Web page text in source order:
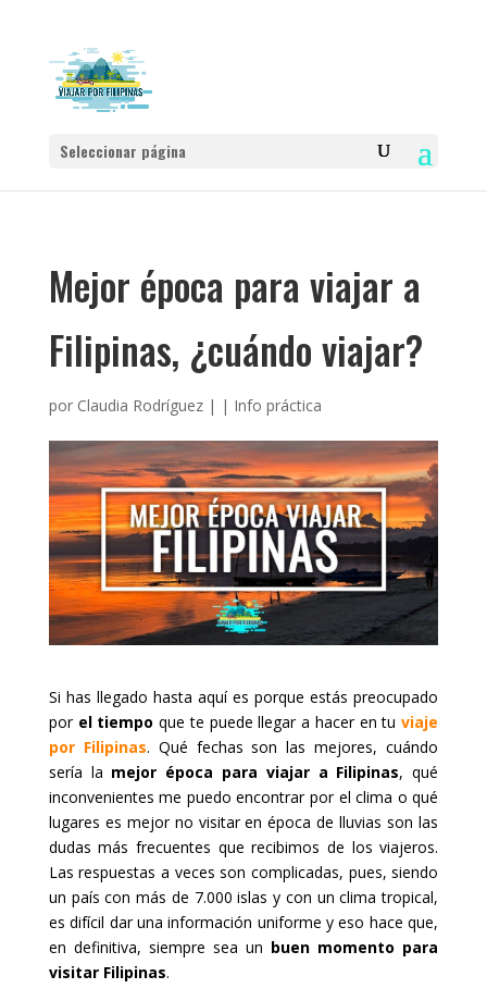
Seleccionar página
Mejor época para viajar a
Filipinas, ¿cuándo viajar?
por Claudia Rodríguez| | Info práctica
Si has llegado hasta aquí es porque estás preocupado
por el tiempo que te puede llegar a hacer en tuviaje
por Filipinas. Qué fechas son las mejores, cuándo
sería la mejor época para viajar a Filipinas, qué
inconvenientes me puedo encontrar por el clima o qué
lugares es mejor no visitar en época de lluvias son las
dudas más frecuentes que recibimos de los viajeros.
Las respuestas a veces son complicadas, pues, siendo
un país con más de 7.000 islas y con un clima tropical,
es difícil dar una información uniforme y eso hace que,
en definitiva, siempre sea un buen momento para
visitar Filipinas.